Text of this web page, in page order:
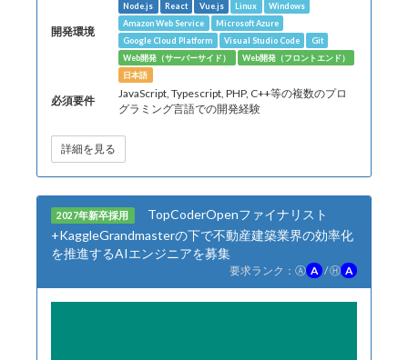
開発環境
Node.js
React Vue.js Linux
Windows
Amazon Web Service
Microsoft Azure
Google Cloud Platform
Visual Studio Code
Git
Web開発（サーバーサイド）
Web開発（フロントエンド）
日本語
必須要件
JavaScript, Typescript, PHP, C++等の複数のプロ
グラミング言語での開発経験
詳細を見る
2027年新卒採用
TopCoderOpenファイナリスト
+KaggleGrandmasterの下で不動産建築業界の効率化
を推進するAIエンジニアを募集
要求ランク： Ⓐ A /Ⓗ A